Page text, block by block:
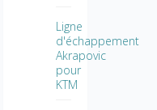
Ligne
d'échappement
Akrapovic
pour
KTM